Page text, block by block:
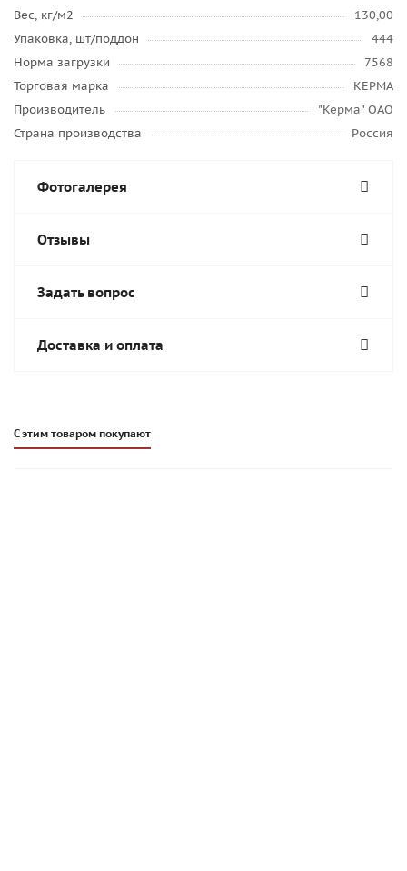
Вес, кг/м2
130,00
Упаковка, шт/поддон
444
Норма загрузки
7568
Торговая марка
КЕРМА
Производитель
"Керма" ОАО
Страна производства
Россия
Фотогалерея
Отзывы
Задать вопрос
Доставка и оплата
С этим товаром покупают